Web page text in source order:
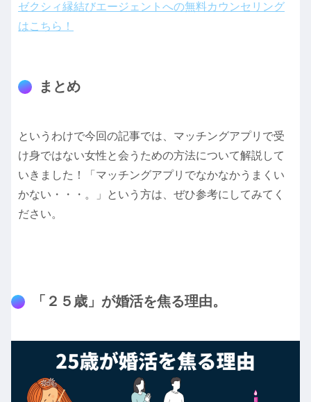
ゼクシィ縁結びエージェントへの無料カウンセリング
はこちら！
まとめ
というわけで今回の記事では、マッチングアプリで受
け身ではない女性と会うための方法について解説して
いきました！「マッチングアプリでなかなかうまくい
かない・・・。」という方は、ぜひ参考にしてみてく
ださい。
「２５歳」が婚活を焦る理由。